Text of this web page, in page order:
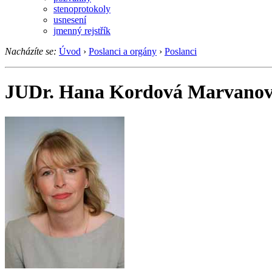
stenoprotokoly
usnesení
jmenný rejstřík
Nacházíte se: Úvod › Poslanci a orgány › Poslanci
JUDr. Hana Kordová